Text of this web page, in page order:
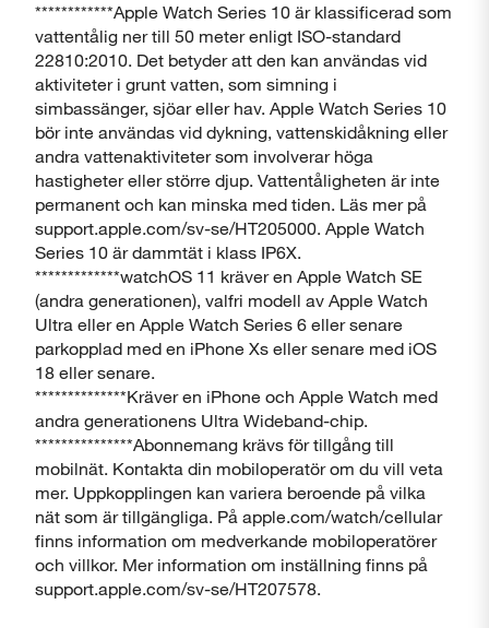
************Apple Watch Series 10 är klassificerad som
vattentålig ner till 50 meter enligt ISO-standard
22810:2010. Det betyder att den kan användas vid
aktiviteter i grunt vatten, som simning i
simbassänger, sjöar eller hav. Apple Watch Series 10
bör inte användas vid dykning, vattenskidåkning eller
andra vattenaktiviteter som involverar höga
hastigheter eller större djup. Vattentåligheten är inte
permanent och kan minska med tiden. Läs mer på
support.apple.com/sv-se/HT205000. Apple Watch
Series 10 är dammtät i klass IP6X.
*************watchOS 11 kräver en Apple Watch SE
(andra generationen), valfri modell av Apple Watch
Ultra eller en Apple Watch Series 6 eller senare
parkopplad med en iPhone Xs eller senare med iOS
18 eller senare.
**************Kräver en iPhone och Apple Watch med
andra generationens Ultra Wideband-chip.
***************Abonnemang krävs för tillgång till
mobilnät. Kontakta din mobiloperatör om du vill veta
mer. Uppkopplingen kan variera beroende på vilka
nät som är tillgängliga. På apple.com/watch/cellular
finns information om medverkande mobiloperatörer
och villkor. Mer information om inställning finns på
support.apple.com/sv-se/HT207578.